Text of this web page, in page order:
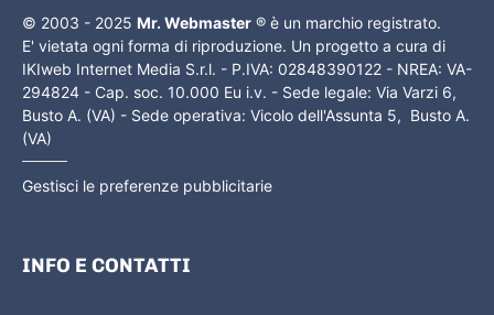
© 2003 - 2025 Mr. Webmaster ® è un marchio registrato.
E' vietata ogni forma di riproduzione. Un progetto a cura di
IKIweb Internet Media S.r.l. - P.IVA: 02848390122 - NREA: VA-
294824 - Cap. soc. 10.000 Eu i.v. - Sede legale: Via Varzi 6,
Busto A. (VA) - Sede operativa: Vicolo dell'Assunta 5, Busto A.
(VA)
Gestisci le preferenze pubblicitarie
INFO E CONTATTI